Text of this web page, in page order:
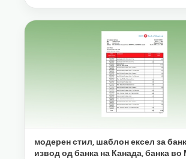
модерен стил, шаблон ексел за
извод од банка на Канада, банка во